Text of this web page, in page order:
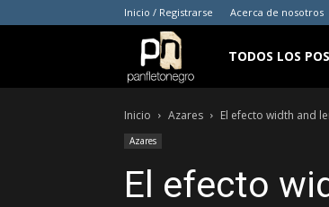
Inicio / Registrarse Acerca de nosotros
panfletonegro
TODOS LOS
Inicio Azares El efecto width and
Azares
El efecto